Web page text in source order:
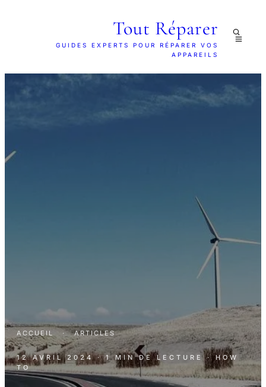
Tout Réparer
GUIDES EXPERTS POUR RÉPARER VOS
APPAREILS
ACCUEIL · ARTICLES
12 AVRIL 2024 · 1 MIN DE LECTURE · HOW
TO